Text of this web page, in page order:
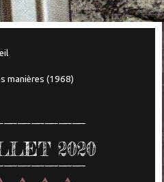
manières (1968)
2020